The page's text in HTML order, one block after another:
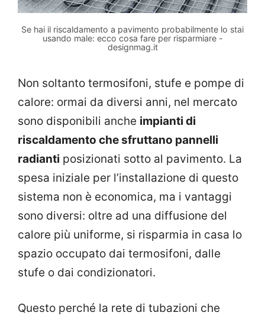
Se hai il riscaldamento a pavimento probabilmente lo stai
usando male: ecco cosa fare per risparmiare -
designmag.it
Non soltanto termosifoni, stufe e pompe di
calore: ormai da diversi anni, nel mercato
sono disponibili anche impianti di
riscaldamento che sfruttano pannelli
radianti posizionati sotto al pavimento. La
spesa iniziale per l’installazione di questo
sistema non è economica, ma i vantaggi
sono diversi: oltre ad una diffusione del
calore più uniforme, si risparmia in casa lo
spazio occupato dai termosifoni, dalle
stufe o dai condizionatori.
Questo perché la rete di tubazioni che